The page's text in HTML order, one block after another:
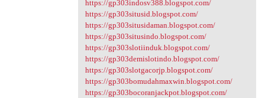
https://gp303indosv388.blogspot.com/
https://gp303situsid.blogspot.com/
https://gp303situsidaman.blogspot.com/
https://gp303situsindo.blogspot.com/
https://gp303slotiinduk.blogspot.com/
https://gp303demislotindo.blogspot.com/
https://gp303slotgacorjp.blogspot.com/
https://gp303bomudahmaxwin.blogspot.com/
https://gp303bocoranjackpot.blogspot.com/